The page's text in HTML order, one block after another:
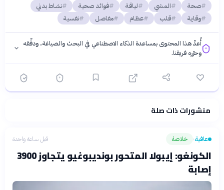
صحة المشي لياقة فوائد صحية
نشاط بدني
وقاية
قلب عظام مفاصل نفسية
أُعدّ هذا المحتوى بمساعدة الذكاء الاصطناعي في البحث والصياغة، ودقّقه
وحرّره فريقنا.
فلسفتنا المعرفية· سياسة الذكاء الاصطناعيمنشورات ذات صلة
عافية› خلاصة قبل ساعة واحدة
الكونغو: إيبولا المتحور بونديبوغيو يتجاوز 3900
إصابة